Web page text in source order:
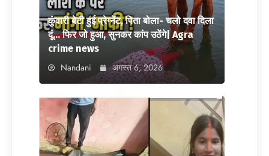
कुंवारी बेटी हुई प्रेग्नेंट, पिता बोला- चलो दवा दिला
दूं… फिर जो हुआ, सुनकर कांप उठेंगे| Agra
crime news
Nandani अगस्त 6, 2026